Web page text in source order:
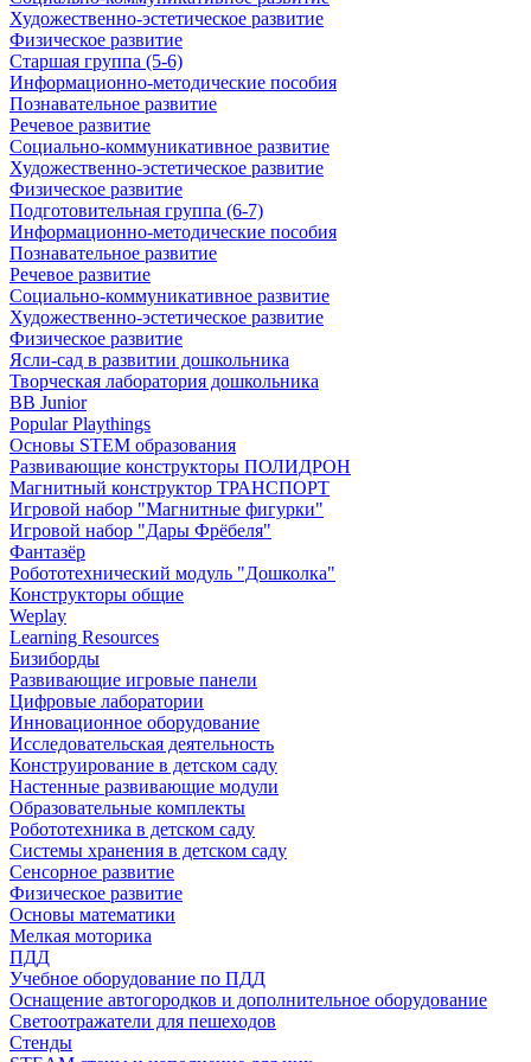
Художественно-эстетическое развитие
Физическое развитие
Старшая группа (5-6)
Информационно-методические пособия
Познавательное развитие
Речевое развитие
Социально-коммуникативное развитие
Художественно-эстетическое развитие
Физическое развитие
Подготовительная группа (6-7)
Информационно-методические пособия
Познавательное развитие
Речевое развитие
Социально-коммуникативное развитие
Художественно-эстетическое развитие
Физическое развитие
Ясли-сад в развитии дошкольника
Творческая лаборатория дошкольника
BB Junior
Popular Playthings
Основы STEM образования
Развивающие конструкторы ПОЛИДРОН
Магнитный конструктор ТРАНСПОРТ
Игровой набор "Магнитные фигурки"
Игровой набор "Дары Фрёбеля"
Фантазёр
Робототехнический модуль "Дошколка"
Конструкторы общие
Weplay
Learning Resources
Бизиборды
Развивающие игровые панели
Цифровые лаборатории
Инновационное оборудование
Исследовательская деятельность
Конструирование в детском саду
Настенные развивающие модули
Образовательные комплекты
Робототехника в детском саду
Системы хранения в детском саду
Сенсорное развитие
Физическое развитие
Основы математики
Мелкая моторика
ПДД
Учебное оборудование по ПДД
Оснащение автогородков и дополнительное оборудование
Светоотражатели для пешеходов
Стенды